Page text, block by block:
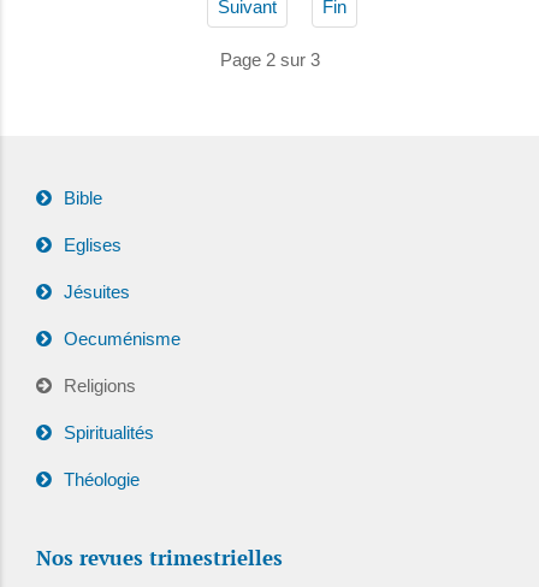
Suivant Fin
Page 2 sur 3
Bible
Eglises
Jésuites
Oecuménisme
Religions
Spiritualités
Théologie
Nos revues trimestrielles